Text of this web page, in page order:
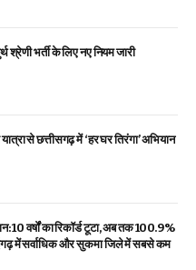
श्रेणी भर्ती के लिए नए नियम जारी
से छत्तीसगढ़ में ‘हर घर तिरंगा’ अभियान
10 वर्षों का रिकॉर्ड टूटा, अब तक 100.9%
में सर्वाधिक और सुकमा जिले में सबसे कम